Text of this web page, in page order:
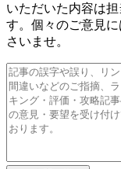
いただいた内容は
す。個々のご意見
さいませ。